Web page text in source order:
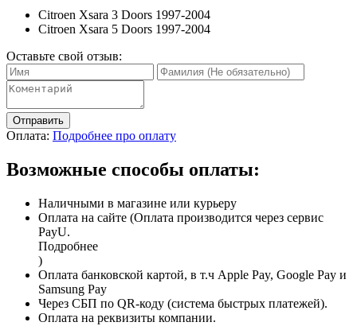
Citroen Xsara 3 Doors 1997-2004
Citroen Xsara 5 Doors 1997-2004
Оставьте свой отзыв:
Отправить
Оплата: Подробнее про оплату
Возможные способы оплаты:
Наличными в магазине или курьеру
Оплата на сайте (Оплата производится через сервис
PayU.
Подробнее
)
Оплата банковской картой, в т.ч Apple Pay, Google Pay и
Samsung Pay
Через СБП по QR-коду (система быстрых платежей).
Оплата на реквизиты компании.